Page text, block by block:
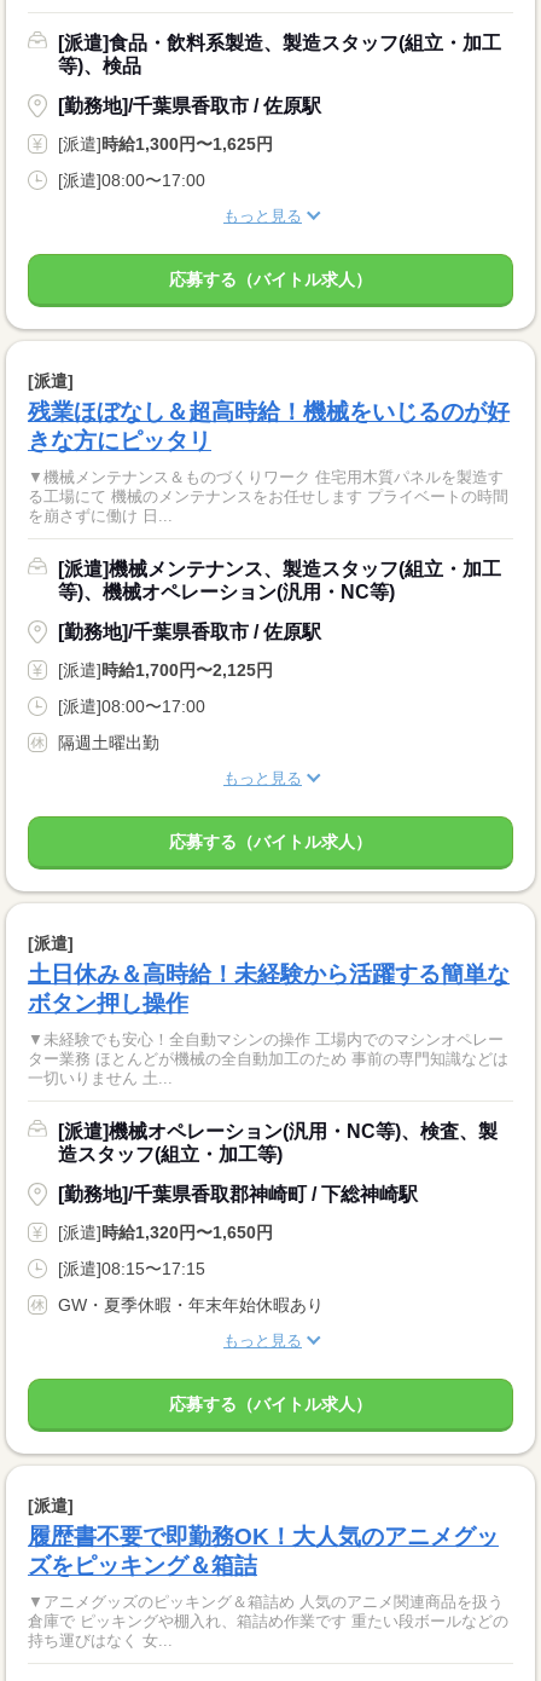
[派遣]食品・飲料系製造、製造スタッフ(組立・加工
等)、検品
[勤務地]/千葉県香取市 / 佐原駅
[派遣]時給1,300円〜1,625円
[派遣]08:00〜17:00
もっと見る
応募する（バイトル求人）
[派遣]
残業ほぼなし＆超高時給！機械をいじるのが好
きな方にピッタリ
▼機械メンテナンス＆ものづくりワーク 住宅用木質パネルを製造す
る工場にて 機械のメンテナンスをお任せします プライベートの時間
を崩さずに働け 日...
[派遣]機械メンテナンス、製造スタッフ(組立・加工
等)、機械オペレーション(汎用・NC等)
[勤務地]/千葉県香取市 / 佐原駅
[派遣]時給1,700円〜2,125円
[派遣]08:00〜17:00
隔週土曜出勤
もっと見る
応募する（バイトル求人）
[派遣]
土日休み＆高時給！未経験から活躍する簡単な
ボタン押し操作
▼未経験でも安心！全自動マシンの操作 工場内でのマシンオペレー
ター業務 ほとんどが機械の全自動加工のため 事前の専門知識などは
一切いりません 土...
[派遣]機械オペレーション(汎用・NC等)、検査、製
造スタッフ(組立・加工等)
[勤務地]/千葉県香取郡神崎町 / 下総神崎駅
[派遣]時給1,320円〜1,650円
[派遣]08:15〜17:15
GW・夏季休暇・年末年始休暇あり
もっと見る
応募する（バイトル求人）
[派遣]
履歴書不要で即勤務OK！大人気のアニメグッ
ズをピッキング＆箱詰
▼アニメグッズのピッキング＆箱詰め 人気のアニメ関連商品を扱う
倉庫で ピッキングや棚入れ、箱詰め作業です 重たい段ボールなどの
持ち運びはなく 女...